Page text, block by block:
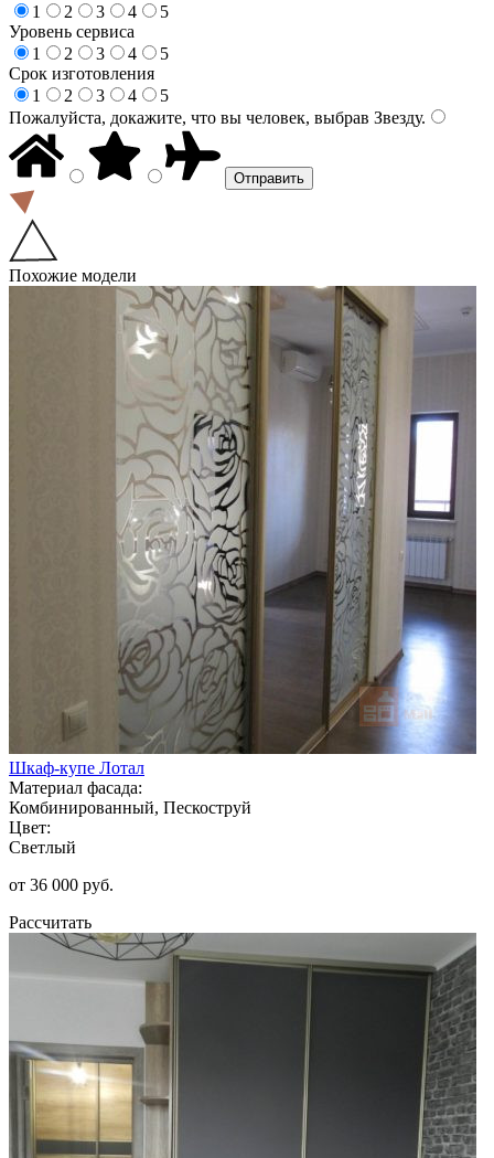
1
2 3 4
5
Уровень сервиса
1
2 3 4
5
Срок изготовления
1
2 3 4
5
Пожалуйста, докажите, что вы человек, выбрав Звезду.
Похожие модели
Шкаф-купе Лотал
Материал фасада:
Комбинированный, Пескоструй
Цвет:
Светлый
от 36 000 руб.
Рассчитать